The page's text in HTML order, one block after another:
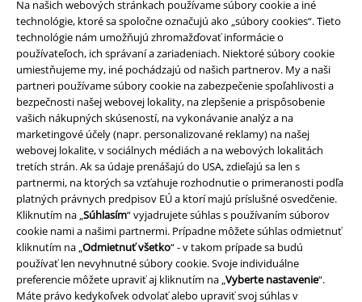
Na našich webových stránkach používame súbory cookie a iné
technológie, ktoré sa spoločne označujú ako „súbory cookies“. Tieto
technológie nám umožňujú zhromažďovať informácie o
používateľoch, ich správaní a zariadeniach. Niektoré súbory cookie
umiestňujeme my, iné pochádzajú od našich partnerov. My a naši
partneri používame súbory cookie na zabezpečenie spoľahlivosti a
bezpečnosti našej webovej lokality, na zlepšenie a prispôsobenie
vašich nákupných skúseností, na vykonávanie analýz a na
marketingové účely (napr. personalizované reklamy) na našej
webovej lokalite, v sociálnych médiách a na webových lokalitách
tretích strán. Ak sa údaje prenášajú do USA, zdieľajú sa len s
partnermi, na ktorých sa vzťahuje rozhodnutie o primeranosti podľa
platných právnych predpisov EÚ a ktorí majú príslušné osvedčenie.
Kliknutím na „Súhlasím“ vyjadrujete súhlas s používaním súborov
cookie nami a našimi partnermi. Prípadne môžete súhlas odmietnuť
kliknutím na „Odmietnuť všetko“ - v takom prípade sa budú
používať len nevyhnutné súbory cookie. Svoje individuálne
preferencie môžete upraviť aj kliknutím na „Vyberte nastavenie“.
Máte právo kedykoľvek odvolať alebo upraviť svoj súhlas v
Nová aplikácia EMP
Stiahnite si novú EMP aplikáciu zdarma a využite všetky nové
funkcie a výhody!
A Warner Music Group Company